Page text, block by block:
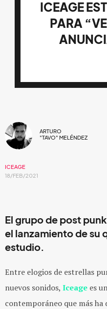
ICEAGE
PARA
ARTURO
"TAVO" MELÉNDEZ
ICEAGE
18/FEB/2021
El grupo de post
el lanzamiento de su
estudio.
Entre elogios de estrellas
nuevos sonidos, Iceage es
contemporáneo que más ha